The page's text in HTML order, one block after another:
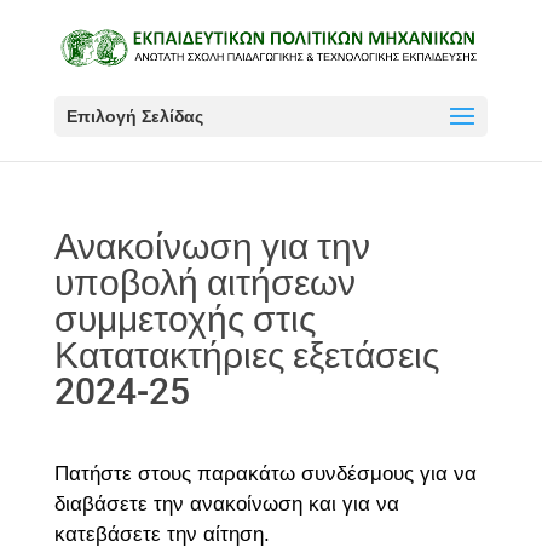
Επιλογή Σελίδας
Ανακοίνωση για την
υποβολή αιτήσεων
συμμετοχής στις
Κατατακτήριες εξετάσεις
2024-25
Πατήστε στους παρακάτω συνδέσμους για να
διαβάσετε την ανακοίνωση και για να
κατεβάσετε την αίτηση.